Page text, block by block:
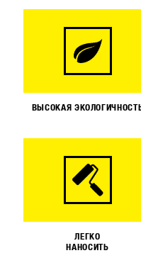
ВЫСОКАЯ
ЛЕГКО
НАНОСИТЬ